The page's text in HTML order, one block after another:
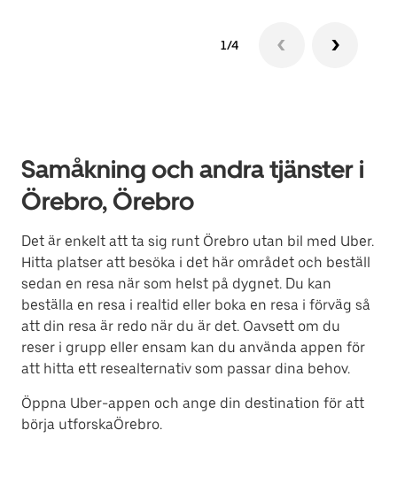
1/4
Samåkning och andra tjänster i
Örebro, Örebro
Det är enkelt att ta sig runt Örebro utan bil med Uber.
Hitta platser att besöka i det här området och beställ
sedan en resa när som helst på dygnet. Du kan
beställa en resa i realtid eller boka en resa i förväg så
att din resa är redo när du är det. Oavsett om du
reser i grupp eller ensam kan du använda appen för
att hitta ett resealternativ som passar dina behov.
Öppna Uber-appen och ange din destination för att
börja utforskaÖrebro.